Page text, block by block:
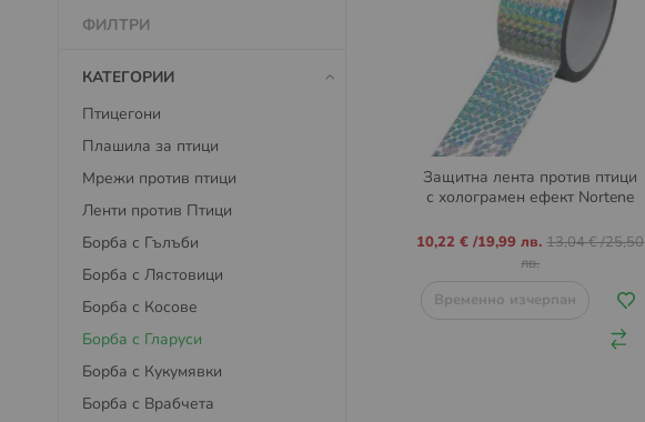
Защитна лента против птици
с холограмен ефект Nortene
Промо
10,22 € /19,99 лв. 13,04 €/25,50
лв.
Временно изчерпан
ФИЛТРИ
КАТЕГОРИИ
Птицегони
Плашила за птици
Мрежи против птици
Ленти против Птици
Борба с Гълъби
Борба с Лястовици
Борба с Косове
Борба с Гларуси
Борба с Кукумявки
Борба с Врабчета